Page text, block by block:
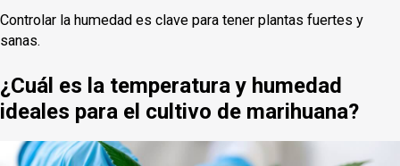
Controlar la humedad es clave para tener plantas fuertes y
sanas.
¿Cuál es la temperatura y humedad
ideales para el cultivo de marihuana?